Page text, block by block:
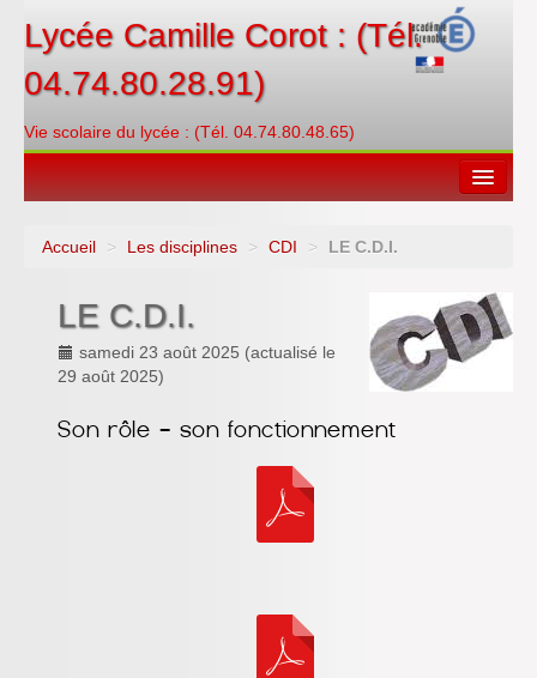
Lycée Camille Corot : (Tél.
04.74.80.28.91)
Vie scolaire du lycée : (Tél. 04.74.80.48.65)
Orientations
Contacter
Accueil > Les disciplines > CDI > LE C.D.I.
LE C.D.I.
samedi 23 août 2025 (actualisé le
29 août 2025)